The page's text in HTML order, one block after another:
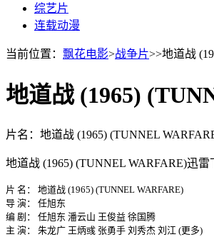
综艺片
连载动漫
当前位置： 飘花电影>战争片>>地道战
地道战 (1965)
片名：地道战 (1965) (TUNNEL
地道战 (1965) (TUNNEL WARFARE)迅雷
片 名： 地道战 (1965) (TUNNEL WARFARE)
导 演： 任旭东
编 剧： 任旭东 潘云山 王俊益 徐国腾
主 演： 朱龙广 王炳彧 张勇手 刘秀杰 刘江 (更多)